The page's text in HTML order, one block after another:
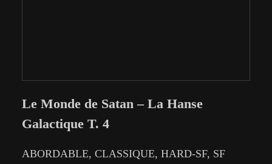
Le Monde de Satan – La Hanse
Galactique T. 4
ABORDABLE, CLASSIQUE, HARD-SF, SF